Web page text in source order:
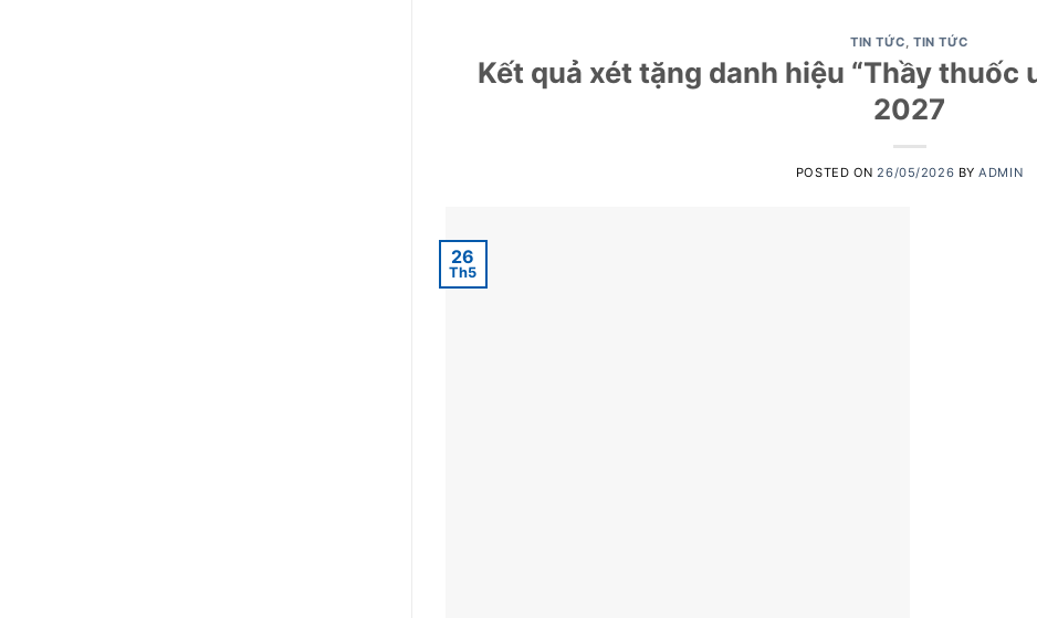
TIN TỨC ,TIN TỨC
Kết quả xét tặng danh hiệu “Thầy thuốc
2027
POSTED ON26/05/2026 BYADMIN
26
Th5